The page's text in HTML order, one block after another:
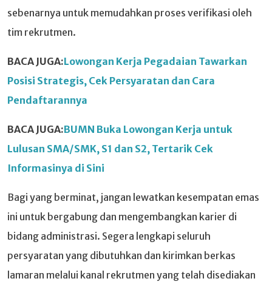
sebenarnya untuk memudahkan proses verifikasi oleh
tim rekrutmen.
BACA JUGA:Lowongan Kerja Pegadaian Tawarkan
Posisi Strategis, Cek Persyaratan dan Cara
Pendaftarannya
BACA JUGA:BUMN Buka Lowongan Kerja untuk
Lulusan SMA/SMK, S1 dan S2, Tertarik Cek
Informasinya di Sini
Bagi yang berminat, jangan lewatkan kesempatan emas
ini untuk bergabung dan mengembangkan karier di
bidang administrasi. Segera lengkapi seluruh
persyaratan yang dibutuhkan dan kirimkan berkas
lamaran melalui kanal rekrutmen yang telah disediakan